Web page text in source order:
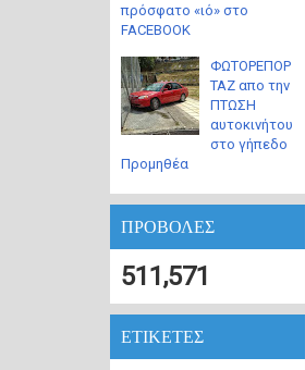
πρόσφατο «ιό» στο
FACEBOOK
ΦΩΤΟΡΕΠΟΡ
ΤΑΖ απο την
ΠΤΩΣΗ
αυτοκινήτου
στο γήπεδο
Προμηθέα
ΠΡΟΒΟΛΕΣ
511,571
ΕΤΙΚΕΤΕΣ